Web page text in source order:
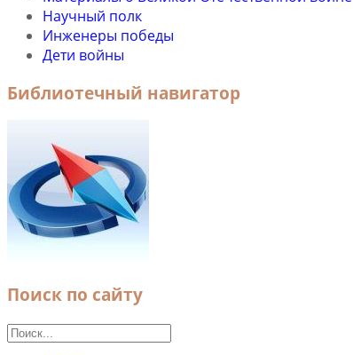
Научный полк
Инженеры победы
Дети войны
Библиотечный навигатор
Поиск по сайту